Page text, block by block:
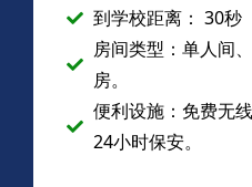
到学校距离： 30秒
房间类型：单人间
房。
便利设施：免费无
24小时保安。